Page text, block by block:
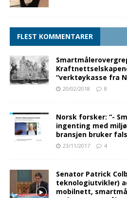
FLEST KOMMENTARER
“verktøykasse fra
20/02/2018 8
Norsk forsker: “-
ingenting med
bransjen bruker
23/11/2017 4
Senator Patrick
teknologiutvikler)
mobilnett,